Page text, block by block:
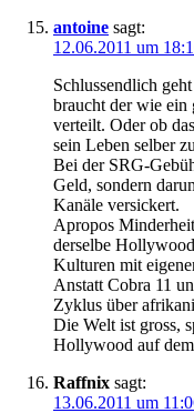
antoine sagt:
12.06.2011 um
Schlussendlich
braucht der wie ein
verteilt. Oder ob
sein Leben selber
Bei der SRG-
Geld, sondern
Kanäle versickert.
Apropos
derselbe
Kulturen mit
Anstatt Cobra 11
Zyklus über
Die Welt ist gross,
Hollywood auf
Raffnix sagt:
13.06.2011 um